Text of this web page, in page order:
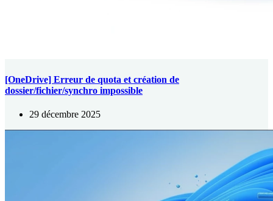
[OneDrive] Erreur de quota et création de
dossier/fichier/synchro impossible
29 décembre 2025